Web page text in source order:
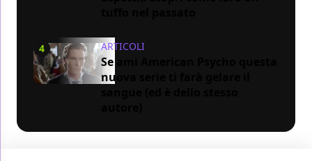
4 ARTICOLI
Se ami American Psycho questa
nuova serie ti farà gelare il